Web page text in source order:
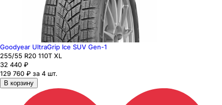
Goodyear UltraGrip Ice SUV Gen-1
255/55 R20 110T XL
32 440 ₽
129 760 ₽ за 4 шт.
В корзину